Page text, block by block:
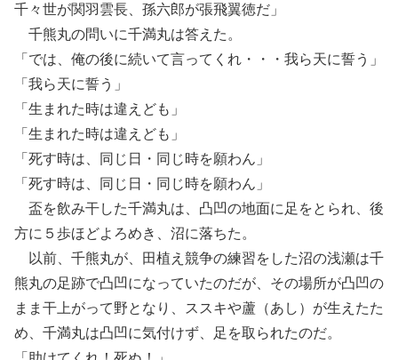
千々世が関羽雲長、孫六郎が張飛翼徳だ」
千熊丸の問いに千満丸は答えた。
「では、俺の後に続いて言ってくれ・・・我ら天に誓う」
「我ら天に誓う」
「生まれた時は違えども」
「生まれた時は違えども」
「死す時は、同じ日・同じ時を願わん」
「死す時は、同じ日・同じ時を願わん」
盃を飲み干した千満丸は、凸凹の地面に足をとられ、後
方に５歩ほどよろめき、沼に落ちた。
以前、千熊丸が、田植え競争の練習をした沼の浅瀬は千
熊丸の足跡で凸凹になっていたのだが、その場所が凸凹の
まま干上がって野となり、ススキや蘆（あし）が生えたた
め、千満丸は凸凹に気付けず、足を取られたのだ。